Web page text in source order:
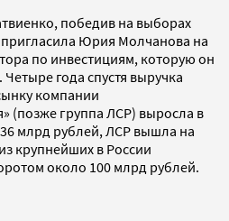
победив на выборах
пригласила Юрия Молчанова на
по инвестициям, которую он
года спустя выручка
компании
(позже группа ЛСР) выросла в
млрд рублей, ЛСР вышла на
крупнейших в России
около 100 млрд рублей.